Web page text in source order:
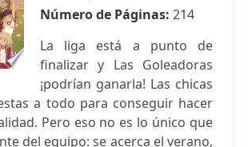
Número de Páginas: 214
La liga está a punto de
finalizar y Las Goleadoras
¡podrían ganarla! Las chicas
a todo para conseguir hacer
Pero eso no es lo único que
del equipo: se acerca el verano,